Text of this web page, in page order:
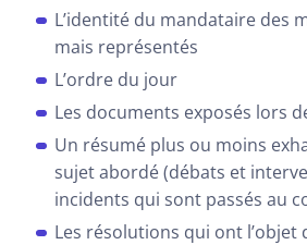
L’identité du mandataire des
mais représentés
L’ordre du jour
Les documents exposés lors
Un résumé plus ou moins
sujet abordé (débats et
incidents qui sont passés au
Les résolutions qui ont l’objet